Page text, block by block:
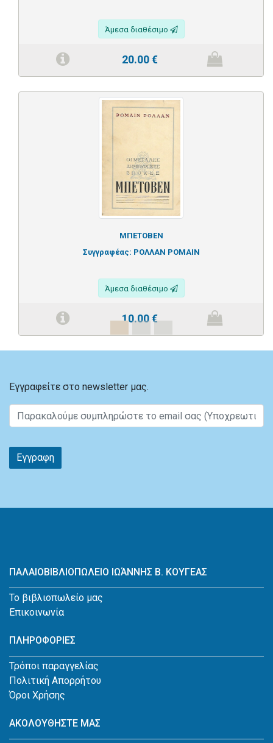
Άμεσα διαθέσιμο
20.00€
ΜΠΕΤΟΒΕΝ
Συγγραφέας: ΡΟΛΛΑΝ ΡΟΜΑΙΝ
Άμεσα διαθέσιμο
10.00€
Εγγραφείτε στο newsletter μας.
Εγγραφη
ΠΑΛΑΙΟΒΙΒΛΙΟΠΩΛΕΙΟ ΙΩΆΝΝΗΣ Β. ΚΟΥΓΕΑΣ
Το βιβλιοπωλείο μας
Επικοινωνία
ΠΛΗΡΟΦΟΡΙΕΣ
Τρόποι παραγγελίας
Πολιτική Απορρήτου
Όροι Χρήσης
ΑΚΟΛΟΥΘΗΣΤΕ ΜΑΣ